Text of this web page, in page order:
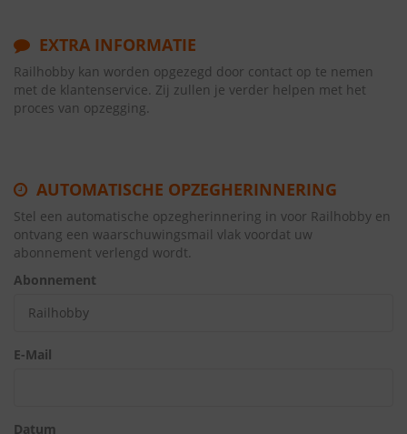
EXTRA INFORMATIE
Railhobby kan worden opgezegd door contact op te nemen
met de klantenservice. Zij zullen je verder helpen met het
proces van opzegging.
AUTOMATISCHE OPZEGHERINNERING
Stel een automatische opzegherinnering in voor Railhobby en
ontvang een waarschuwingsmail vlak voordat uw
abonnement verlengd wordt.
Abonnement
E-Mail
Datum